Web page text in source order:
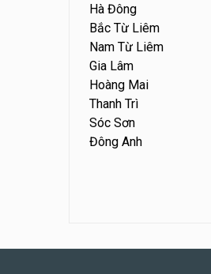
Hà Đông
Bắc Từ Liêm
Nam Từ Liêm
Gia Lâm
Hoàng Mai
Thanh Trì
Sóc Sơn
Đông Anh